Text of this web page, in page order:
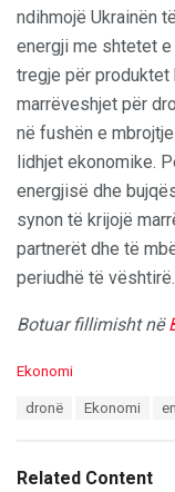
ndihmojë Ukrainën
energji me shtetet
tregje për produktet
marrëveshjet për
në fushën e
lidhjet ekonomike.
energjisë dhe
synon të krijojë
partnerët dhe të
periudhë të vështirë.
Botuar fillimisht në
C
o
Ekonomi
:
dronë Ekonomi
Related Content